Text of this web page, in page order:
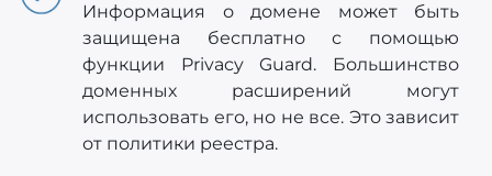
Информация о домене может быть
защищена бесплатно с помощью
функции Privacy Guard. Большинство
доменных расширений могут
использовать его, но не все. Это зависит
от политики реестра.